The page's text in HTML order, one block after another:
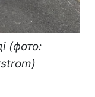
(фото: